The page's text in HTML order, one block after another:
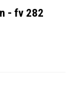
- fv 282